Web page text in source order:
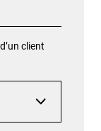
client